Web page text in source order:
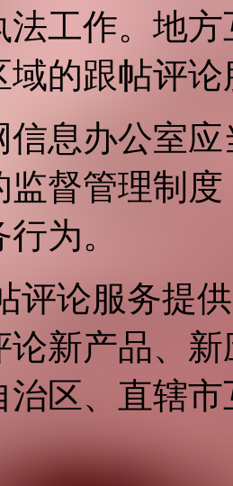
法工作。地
域的跟帖评
信息办公室
监督管理制
为。
评论服务提
论新产品、
治区、直辖